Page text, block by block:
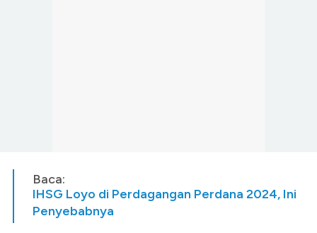
Baca:
IHSG Loyo di Perdagangan Perdana 2024, Ini
Penyebabnya